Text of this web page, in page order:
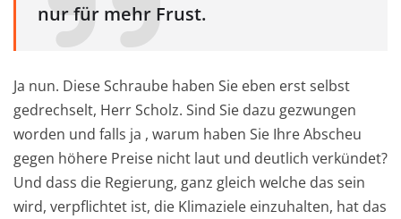
nur für mehr Frust.
Ja nun. Diese Schraube haben Sie eben erst selbst
gedrechselt, Herr Scholz. Sind Sie dazu gezwungen
worden und falls ja , warum haben Sie Ihre Abscheu
gegen höhere Preise nicht laut und deutlich verkündet?
Und dass die Regierung, ganz gleich welche das sein
wird, verpflichtet ist, die Klimaziele einzuhalten, hat das